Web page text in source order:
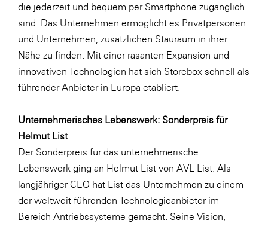
die jederzeit und bequem per Smartphone zugänglich
sind. Das Unternehmen ermöglicht es Privatpersonen
und Unternehmen, zusätzlichen Stauraum in ihrer
Nähe zu finden. Mit einer rasanten Expansion und
innovativen Technologien hat sich Storebox schnell als
führender Anbieter in Europa etabliert.
Unternehmerisches Lebenswerk: Sonderpreis für
Helmut List
Der Sonderpreis für das unternehmerische
Lebenswerk ging an Helmut List von AVL List. Als
langjähriger CEO hat List das Unternehmen zu einem
der weltweit führenden Technologieanbieter im
Bereich Antriebssysteme gemacht. Seine Vision,